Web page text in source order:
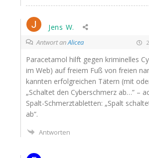
Jens W.
Antwort anAlicea
Par­acet­amol hilft gegen kri­mi­nel­les
im Web) auf frei­em Fuß von frei­en
kann­ten erfolg­rei­chen Tätern (mit
„Schal­tet den Cyber­schmerz ab…” –
Spalt-Schmerz­ta­blet­ten: „Spalt
ab”.
Antworten